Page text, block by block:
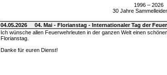
1996 – 2026
30 Jahre
04.05.2026
04. Mai - Florianstag - Internationaler Tag der
Ich wünsche allen Feuerwehrleuten in der ganzen Welt einen
Florianstag.
Danke für euren Dienst!